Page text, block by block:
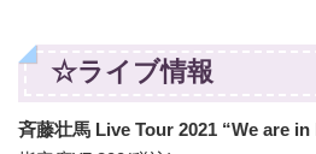
☆ライブ情報
斉藤壮馬 Live Tour 2021 “We are